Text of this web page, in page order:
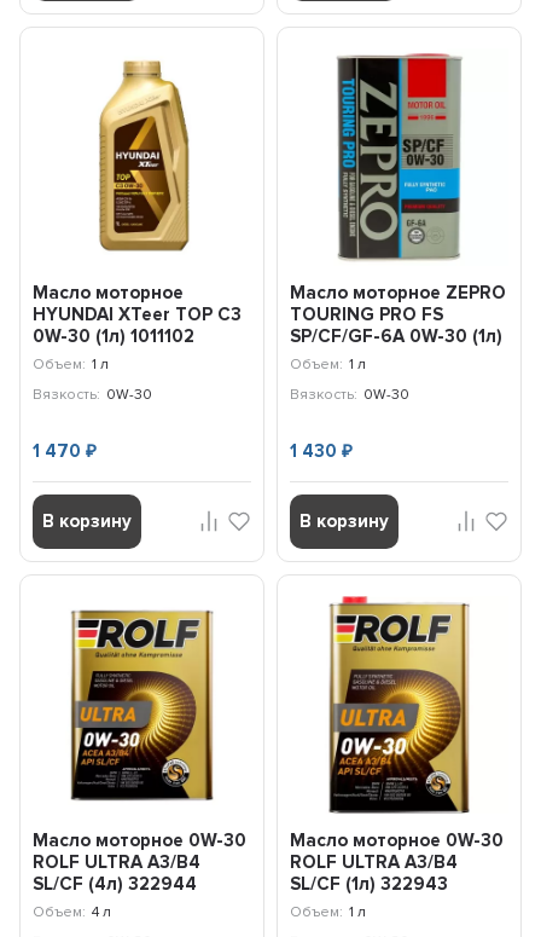
Масло моторное
HYUNDAI XTeer TOP C3
0W-30 (1л) 1011102
Объем: 1 л
Вязкость: 0W-30
1 470₽
В корзину
Масло моторное ZEPRO
TOURING PRO FS
SP/CF/GF-6A 0W-30 (1л)
4252-001-0
Объем: 1 л
Вязкость: 0W-30
1 430 ₽
В корзину
Масло моторное 0W-30
ROLF ULTRA A3/B4
SL/CF (4л) 322944
Объем: 4 л
Масло моторное 0W-30
ROLF ULTRA A3/B4
SL/CF (1л) 322943
Объем: 1 л